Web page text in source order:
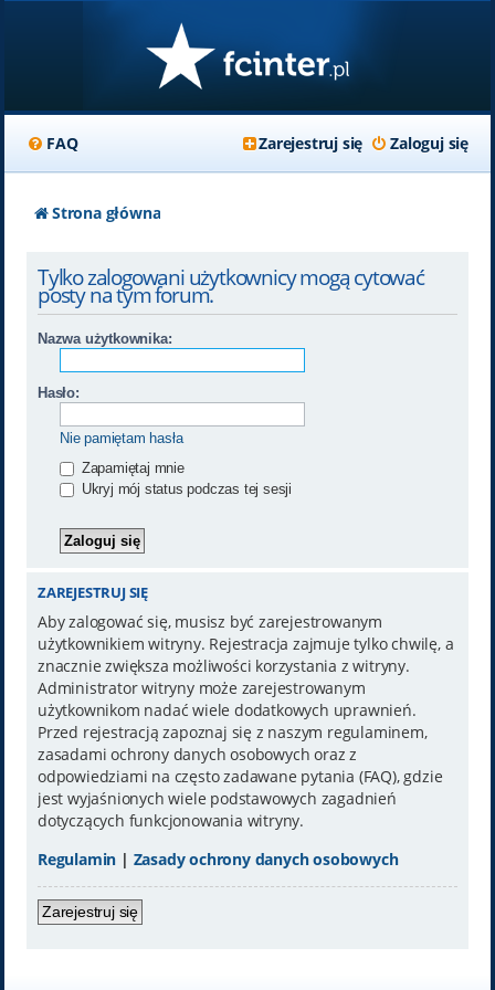
FAQ Zaloguj się
Zarejestruj się
Strona główna
Tylko zalogowani użytkownicy mogą cytować
posty na tym forum.
Nazwa użytkownika:
Hasło:
Nie pamiętam hasła
Zapamiętaj mnie
Ukryj mój status podczas tej sesji
ZAREJESTRUJ SIĘ
Aby zalogować się, musisz być zarejestrowanym
użytkownikiem witryny. Rejestracja zajmuje tylko chwilę, a
znacznie zwiększa możliwości korzystania z witryny.
Administrator witryny może zarejestrowanym
użytkownikom nadać wiele dodatkowych uprawnień.
Przed rejestracją zapoznaj się z naszym regulaminem,
zasadami ochrony danych osobowych oraz z
odpowiedziami na często zadawane pytania (FAQ), gdzie
jest wyjaśnionych wiele podstawowych zagadnień
dotyczących funkcjonowania witryny.
Regulamin | Zasady ochrony danych osobowych
Zarejestruj się